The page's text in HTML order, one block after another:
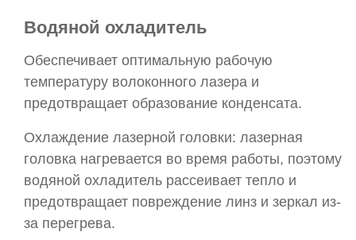
Водяной охладитель
Обеспечивает оптимальную рабочую
температуру волоконного лазера и
предотвращает образование конденсата.
Охлаждение лазерной головки: лазерная
головка нагревается во время работы, поэтому
водяной охладитель рассеивает тепло и
предотвращает повреждение линз и зеркал из-
за перегрева.